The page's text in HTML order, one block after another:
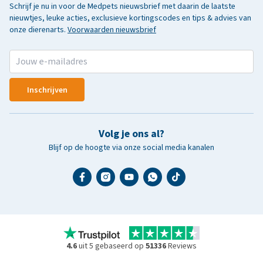
Schrijf je nu in voor de Medpets nieuwsbrief met daarin de laatste
nieuwtjes, leuke acties, exclusieve kortingscodes en tips & advies van
onze dierenarts. Voorwaarden nieuwsbrief
Inschrijven
Volg je ons al?
Blijf op de hoogte via onze social media kanalen
4.6uit 5 gebaseerd op 51336Reviews